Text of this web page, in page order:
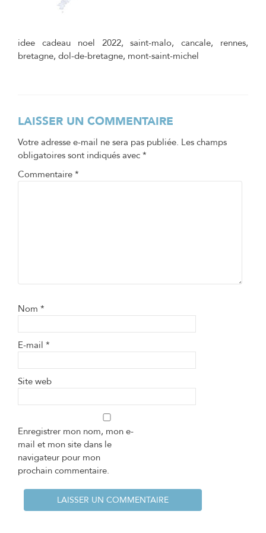
idee cadeau noel 2022, saint-malo, cancale, rennes,
bretagne, dol-de-bretagne, mont-saint-michel
LAISSER UN COMMENTAIRE
Votre adresse e-mail ne sera pas publiée. Les champs
obligatoires sont indiqués avec *
Commentaire *
Nom *
E-mail *
Site web
Enregistrer mon nom, mon e-
mail et mon site dans le
navigateur pour mon
prochain commentaire.